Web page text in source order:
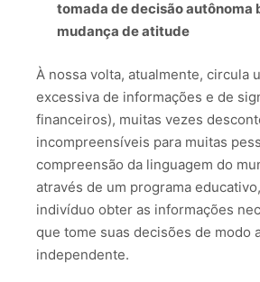
tomada de decisão autônoma
mudança de atitude
À nossa volta, atualmente, circula
excessiva de informações e de
financeiros), muitas vezes
incompreensíveis para muitas
compreensão da linguagem do
através de um programa
indivíduo obter as informações
que tome suas decisões de modo
independente.